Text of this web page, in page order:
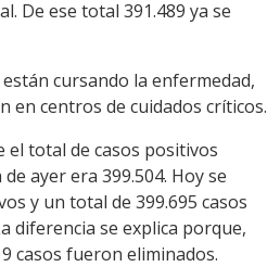
De ese total 391.489 ya se
cursando la enfermedad,
en centros de cuidados críticos.
el total de casos positivos
ayer era 399.504. Hoy se
y un total de 399.695 casos
diferencia se explica porque,
casos fueron eliminados.